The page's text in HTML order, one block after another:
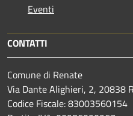
Eventi
CONTATTI
Comune di Renate
Via Dante Alighieri, 2, 20838
Codice Fiscale: 83003560154